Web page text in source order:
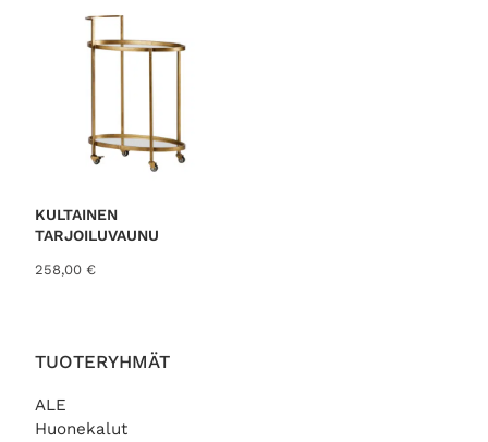
TUOTERYHMÄT
ALE
Huonekalut
KULTAINEN
TARJOILUVAUNU
258,00 €